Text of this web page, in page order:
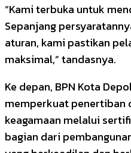
“Kami terbuka untuk
Sepanjang
aturan, kami pastikan
maksimal,” tandasnya.
Ke depan, BPN Kota
memperkuat penertiban
keagamaan melalui
bagian dari